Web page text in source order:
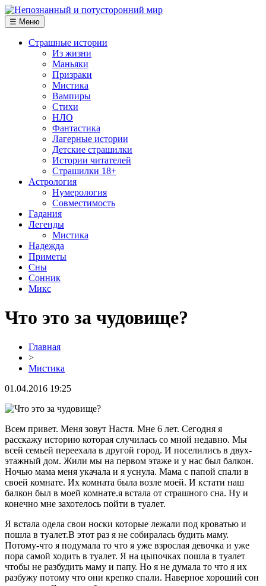
☰ Меню
Страшные истории
Из жизни
Маньяки
Призраки
Мистика
Вампиры
Стихи
НЛО
Фантастика
Лагерные истории
Детские страшилки
Истории читателей
Страшилки 18+
Астрология
Нумерология
Совместимость
Гадания
Легенды
Мистика
Надежда
Приметы
Сны
Сонник
Микс
Что это за чудовище?
Главная
>
Мистика
01.04.2016 19:25
Всем привет. Меня зовут Настя. Мне 6 лет. Сегодня я
расскажу историю которая случилась со мной недавно. Мы
всей семьей переехала в другой город. И поселились в двух-
этажный дом. Жили мы на первом этаже и у нас был балкон.
Ночью мама меня укачала и я уснула. Мама с папой спали в
своей комнате. Их комната была возле моей. И кстати наш
балкон был в моей комнате.я встала от страшного сна. Ну и
конечно мне захотелось пойти в туалет.
Я встала одела свои носки которые лежали под кроватью и
пошла в туалет.В этот раз я не собиралась будить маму.
Потому-что я подумала то что я уже взрослая девочка и уже
пора самой ходить в туалет. Я на цыпочках пошла в туалет
чтобы не разбудить маму и папу. Но я не думала то что я их
разбужу потому что они крепко спали. Наверное хороший сон